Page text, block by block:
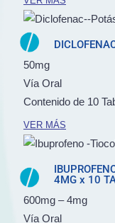
50mg
Vía Oral
Contenido de 10
VER MÁS
4MG x 10
600mg – 4mg
Vía Oral